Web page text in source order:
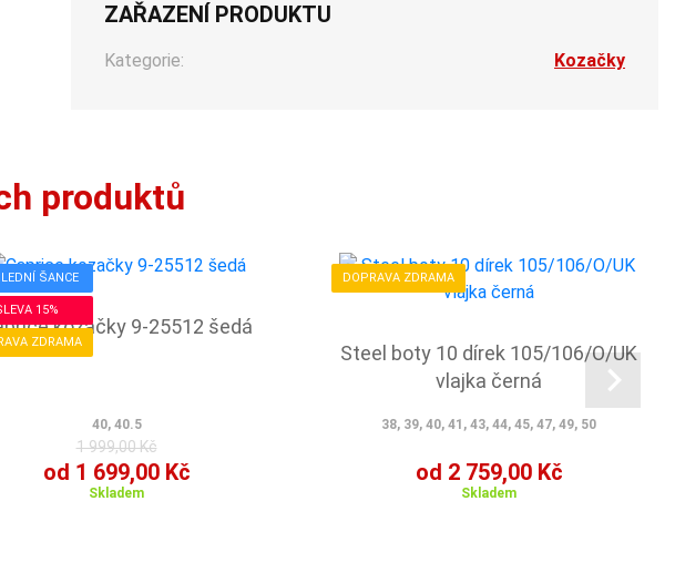
ZAŘAZENÍ PRODUKTU
Kategorie: Kozačky
produktů
ŠANCE
15%
ZDRAMA
kozačky 9-25512 šedá
40, 40.5
1 999,00 Kč
od 1 699,00 Kč
Skladem
DOPRAVA ZDRAMA
Steel boty 10 dírek 105/106/O/UK
vlajka černá
38, 39, 40, 41, 43, 44, 45, 47, 49, 50
od 2 759,00 Kč
Skladem